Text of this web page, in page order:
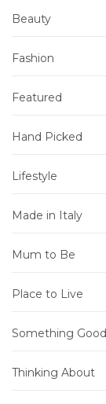
Beauty
Fashion
Featured
Hand Picked
Lifestyle
Made in Italy
Mum to Be
Place to Live
Something Good
Thinking About